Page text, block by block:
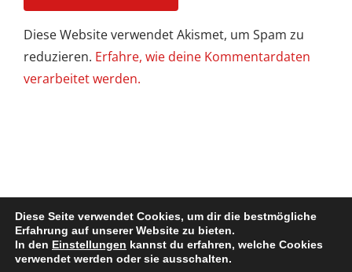
Diese Website verwendet Akismet, um Spam zu
reduzieren. Erfahre, wie deine Kommentardaten
verarbeitet werden.
Impressum / Disclaimer| Copyright @ 2022. All Rights Reserved
Diese Seite verwendet Cookies, um dir die bestmögliche
Erfahrung auf unserer Website zu bieten.
In den Einstellungen kannst du erfahren, welche Cookies
verwendet werden oder sie ausschalten.